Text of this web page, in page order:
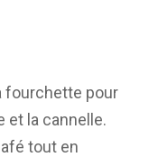
fourchette pour
et la cannelle.
tout en